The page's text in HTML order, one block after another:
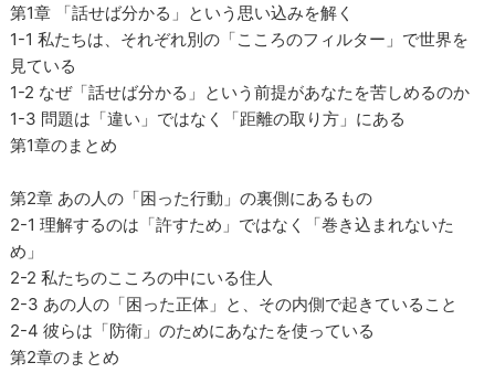
第1章 「話せば分かる」という思い込みを解く
1-1 私たちは、それぞれ別の「こころのフィルター」で世界を
見ている
1-2 なぜ「話せば分かる」という前提があなたを苦しめるのか
1-3 問題は「違い」ではなく「距離の取り方」にある
第1章のまとめ
第2章 あの人の「困った行動」の裏側にあるもの
2-1 理解するのは「許すため」ではなく「巻き込まれないた
め」
2-2 私たちのこころの中にいる住人
2-3 あの人の「困った正体」と、その内側で起きていること
2-4 彼らは「防衛」のためにあなたを使っている
第2章のまとめ